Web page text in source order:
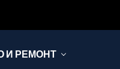
И РЕМОНТ